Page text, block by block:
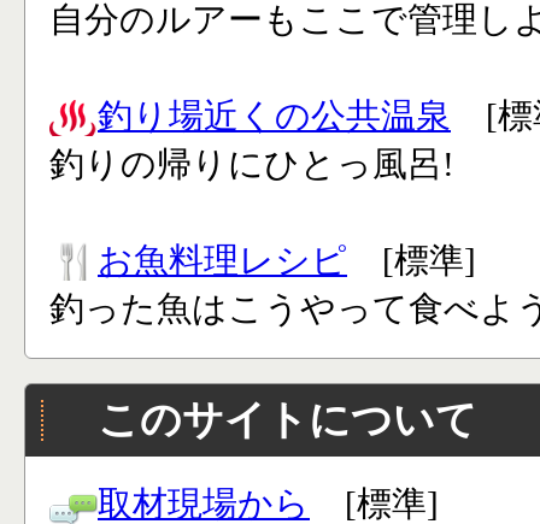
自分のルアーもここで管理し
釣り場近くの公共温泉 [標
釣りの帰りにひとっ風呂!
お魚料理レシピ [標準]
釣った魚はこうやって食べよ
このサイトについて
取材現場から [標準]